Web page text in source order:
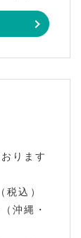
ります
込）
沖縄・